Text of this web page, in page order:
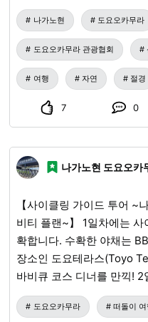
셨습니다. 사이클링을 마친 후에는 카페로 이동하여 복숭아
스위츠를! 여러분 모두 사이클링과 복숭아 수확을 정말 즐겁
게 즐기셔서 저희까지 기쁜
서 감사합니다!
나가노현 도요오카무라
도요오카무라 관광협회
여행 자연 절경
7 0
나가노현 도요오카
【사이클링 가이드 투어 ~
비티 플랜~】 1일차에는 사이클링으로 농원에 가서 야채를 수
확합니다. 수확한 야채는
장소인 도요테라스(Toyo
바비큐 코스 디너를 만끽! 2일차에는 노다이라 캠프장
(Nodadaira Campsite)을
킹으로 다이묘진부치
도요오카무라 떠돌이